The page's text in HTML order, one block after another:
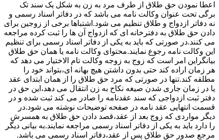
اعطا نمودن حق طلاق از طرف مرد به زن به شکل یک سند تک
برگی تحت عنوان وکالت نامه می باشد که در دفاتر اسناد رسمی و
نه دفاتر ازدواج و طلاق تنظیم می شود.اشتباها برخی از زوجین برای
دادن حق طلاق به دفترخانه ای که ازدواج آن ها را ثبت کرده مراجعه
می کنند.در صورتی که باید به یکی از دفاتر اسناد رسمی برای تنظیم
این وکالت نامه رجوع نمایند.محتوای وکالت نامه یا همان حق طلاق
بیانگراین امر است که زوج به زوجه وکالت تام الاختیار می دهد که
هر زمان اراده کند حتی بدون داشتن هیچ بهانه ای،بتواند خود را
مطلقه کند.تنها در صورتی که مرد حق طلاق را از همان ابتدای عقد
یا در زمان جاری شدن صیغه نکاح به زن انتقال می دهد،این حق در
دفتر ثبت ازدواجی که سند عقدنامه را صادر می کند ثبت شده و در
قسمت انتهایی عقد نامه در صفحه توضیحات نوشته می شود.در
دیگر مواردی که زوج بعد از عقد،قصد دادن حق طلاق به همسرش
را دارد باید به یکی از دفاتر اسناد رسمی مراجعه نمایند.به بیانی دیگر
مرجع صدور حق طلاق پس از عقد،دفاتر اسناد رسمی می باشد.